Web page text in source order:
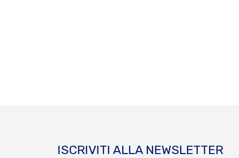
ISCRIVITI ALLA NEWSLETTER